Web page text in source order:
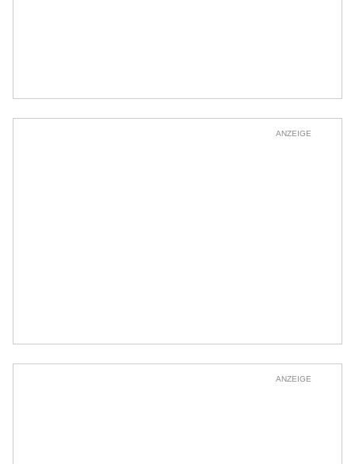
ANZEIGE
ANZEIGE